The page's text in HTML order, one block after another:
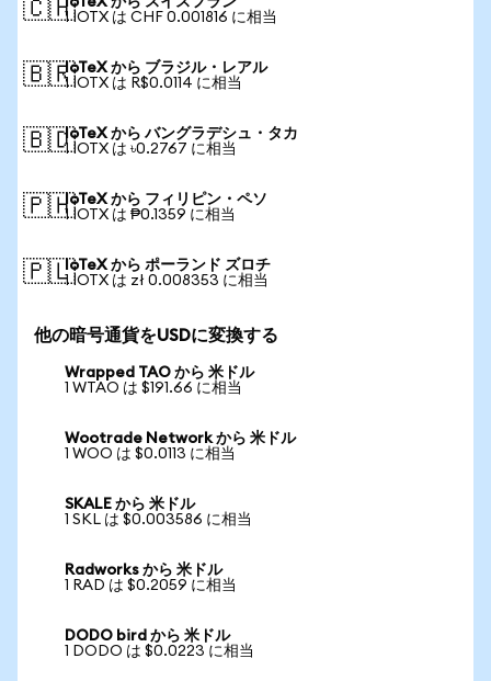
🇨🇭1 IOTX は CHF 0.001816 に相当
🇧🇷IoTeX から ブラジル・レアル
1 IOTX は R$0.0114 に相当
🇧🇩IoTeX から バングラデシュ・タカ
1 IOTX は ৳0.2767 に相当
🇵🇭IoTeX から フィリピン・ペソ
1 IOTX は ₱0.1359 に相当
🇵🇱IoTeX から ポーランド ズロチ
1 IOTX は zł 0.008353 に相当
他の暗号通貨をUSDに変換する
Wrapped TAO から 米ドル
1 WTAO は $191.66 に相当
Wootrade Network から 米ドル
1 WOO は $0.0113 に相当
SKALE から 米ドル
1 SKL は $0.003586 に相当
Radworks から 米ドル
1 RAD は $0.2059 に相当
DODO bird から 米ドル
1 DODO は $0.0223 に相当